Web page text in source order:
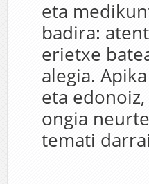
eta
badira:
erietxe
alegia.
eta
ongia
temati